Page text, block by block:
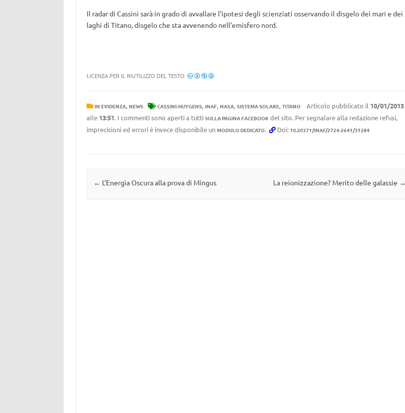
Il radar di Cassini sarà in grado di avvallare l’ipotesi degli scienziati osservando il disgelo dei mari e dei
laghi di Titano, disgelo che sta avvenendo nell’emisfero nord.
LICENZA PER IL RIUTILIZZO DEL TESTO:
IN EVIDENZA, NEWS CASSINI-HUYGENS, INAF, NASA, SISTEMA SOLARE, TITANO Articolo pubblicato il 10/01/2013
alle 13:51. I commenti sono aperti a tutti SULLA PAGINA FACEBOOKdel sito. Per segnalare alla redazione refusi,
imprecisioni ed errori è invece disponibile un MODULO DEDICATO. Doi: 10.20371/INAF/2724-2641/31284
Navigazione articolo
← L’Energia Oscura alla prova di Mingus La reionizzazione? Merito delle galassie →